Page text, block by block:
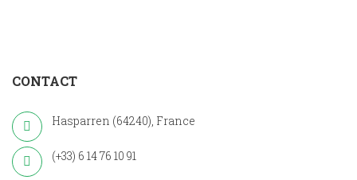
CONTACT
Hasparren (64240), France
(+33) 6 14 76 10 91